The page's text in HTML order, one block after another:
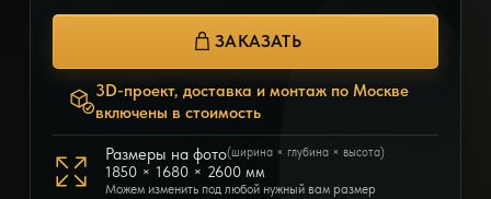
ЗАКАЗАТЬ
3D-проект, доставка и монтаж по Москве
включены в стоимость
Размеры на фото(ширина × глубина × высота)
1850 × 1680 × 2600 мм
Можем изменить под любой нужный вам размер